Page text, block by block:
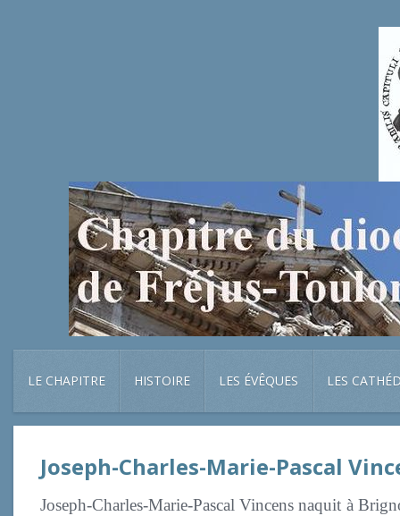
LE CHAPITRE HISTOIRE LES ÉVÊQUES LES
Joseph-Charles-Marie-Pascal
Joseph-Charles-Marie-Pascal Vincens naquit à